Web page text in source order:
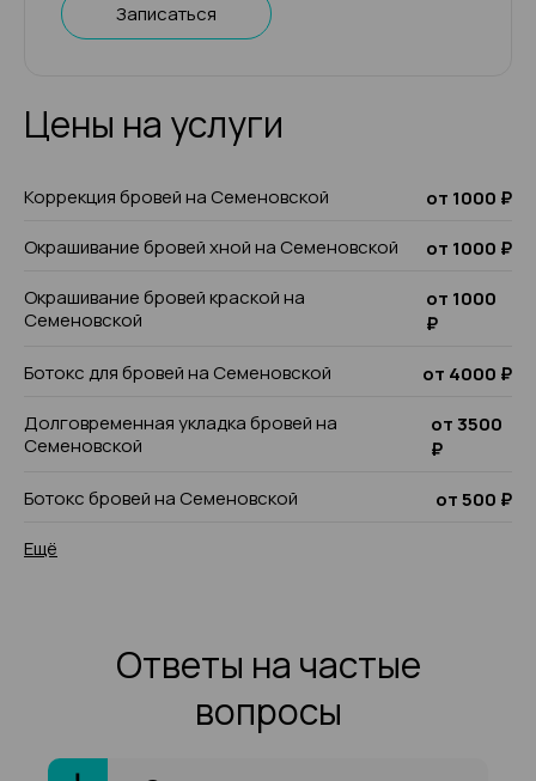
Записаться
Цены на услуги
Коррекция бровей на Семеновской
от 1000 ₽
Окрашивание бровей хной на Семеновской
от 1000 ₽
Окрашивание бровей краской на
Семеновской
от 1000
₽
Ботокс для бровей на Семеновской
от 4000 ₽
Долговременная укладка бровей на
Семеновской
от 3500
₽
Ботокс бровей на Семеновской
от 500 ₽
Ещё
Ответы на частые
вопросы